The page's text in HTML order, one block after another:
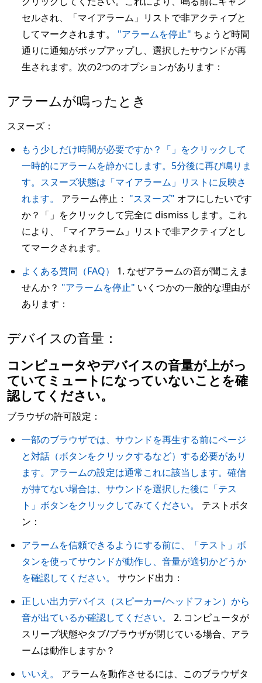
セルされ、「マイアラーム」リストで非アクティブと
してマークされます。 "アラームを停止" ちょうど時間
通りに通知がポップアップし、選択したサウンドが再
生されます。次の2つのオプションがあります：
アラームが鳴ったとき
スヌーズ：
もう少しだけ時間が必要ですか？「」をクリックして
一時的にアラームを静かにします。5分後に再び鳴りま
す。スヌーズ状態は「マイアラーム」リストに反映さ
れます。
アラーム停止： "スヌーズ" オフにしたいです
か？「」をクリックして完全に dismiss します。これ
により、「マイアラーム」リストで非アクティブとし
てマークされます。
よくある質問（FAQ）
1. なぜアラームの音が聞こえま
せんか？ "アラームを停止" いくつかの一般的な理由が
あります：
デバイスの音量：
コンピュータやデバイスの音量が上がっ
ていてミュートになっていないことを確
認してください。
ブラウザの許可設定：
一部のブラウザでは、サウンドを再生する前にページ
と対話（ボタンをクリックするなど）する必要があり
ます。アラームの設定は通常これに該当します。確信
が持てない場合は、サウンドを選択した後に「テス
ト」ボタンをクリックしてみてください。
テストボタ
ン：
アラームを信頼できるようにする前に、「テスト」ボ
タンを使ってサウンドが動作し、音量が適切かどうか
を確認してください。
サウンド出力：
正しい出力デバイス（スピーカー/ヘッドフォン）から
音が出ているか確認してください。
2. コンピュータが
スリープ状態やタブ/ブラウザが閉じている場合、アラ
ームは動作しますか？
いいえ。
アラームを動作させるには、このブラウザタ